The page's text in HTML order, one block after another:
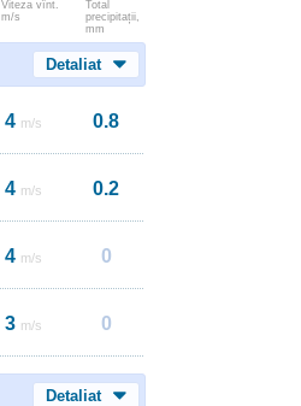
Viteza vînt.
m/s
Total
precipitații,
mm
Detaliat
4 m/s 0.8
4 m/s 0.2
4 m/s 0
3 m/s 0
Detaliat